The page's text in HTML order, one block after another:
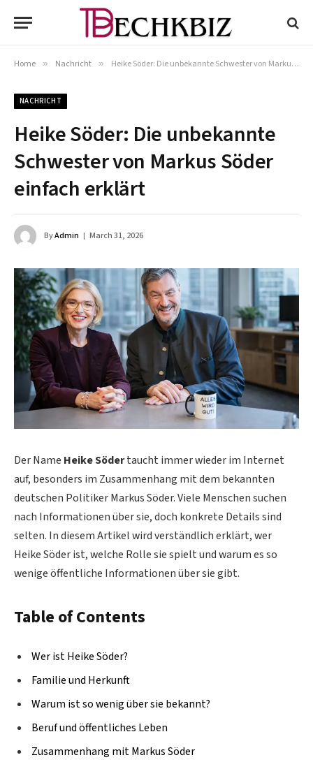
Home » Nachricht » Heike Söder: Die unbekannte Schwester von Markus Söder einfach erklärt
NACHRICHT
Heike Söder: Die unbekannte
Schwester von Markus Söder
einfach erklärt
ByAdmin March 31, 2026
Der Name Heike Södertaucht immer wieder im Internet
auf, besonders im Zusammenhang mit dem bekannten
deutschen Politiker Markus Söder. Viele Menschen suchen
nach Informationen über sie, doch konkrete Details sind
selten. In diesem Artikel wird verständlich erklärt, wer
Heike Söder ist, welche Rolle sie spielt und warum es so
wenige öffentliche Informationen über sie gibt.
Table of Contents
Wer ist Heike Söder?
Familie und Herkunft
Warum ist so wenig über sie bekannt?
Beruf und öffentliches Leben
Zusammenhang mit Markus Söder